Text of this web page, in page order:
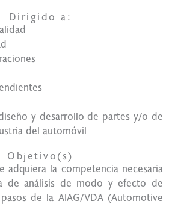
Dirigido a:
y desarrollo de partes y/o de
del automóvil
Objetivo(s)
adquiera la competencia necesaria
de análisis de modo y efecto de
de la AIAG/VDA (Automotive